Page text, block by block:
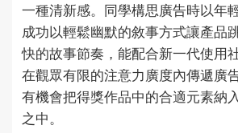
一種清新感。同學構思廣告時以年
成功以輕鬆幽默的敘事方式讓產品
快的故事節奏，能配合新一代使用
在觀眾有限的注意力廣度內傳遞廣
有機會把得獎作品中的合適元素納
之中。